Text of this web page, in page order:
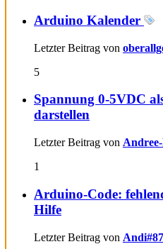
Arduino Kalender
Letzter Beitrag von
5
Spannung 0-5VDC
darstellen
Letzter Beitrag von
1
Arduino-Code:
Hilfe
Letzter Beitrag von Andi#87